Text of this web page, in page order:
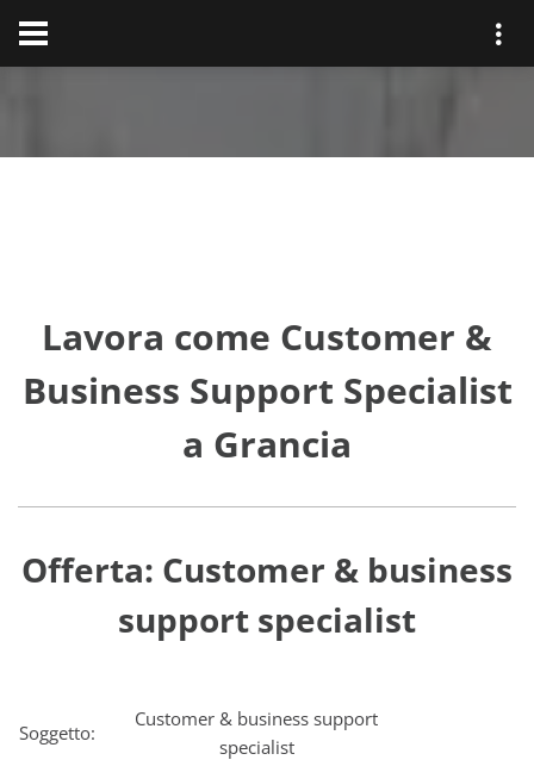
Lavora come Customer &
Business Support Specialist
a Grancia
Offerta: Customer & business
support specialist
Soggetto:
Customer & business support
specialist